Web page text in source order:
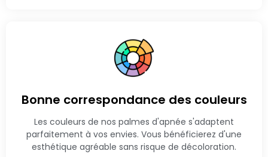
Bonne correspondance des couleurs
Les couleurs de nos palmes d'apnée s'adaptent
parfaitement à vos envies. Vous bénéficierez d'une
esthétique agréable sans risque de décoloration.